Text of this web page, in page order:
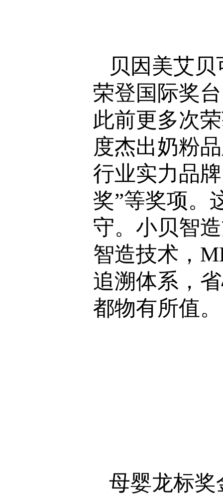
贝因美艾
荣登国际奖
此前更多次
度杰出奶粉
行业实力品
奖”等奖项。
守。小贝智
智造技术，
追溯体系，
都物有所值。
母婴龙标奖